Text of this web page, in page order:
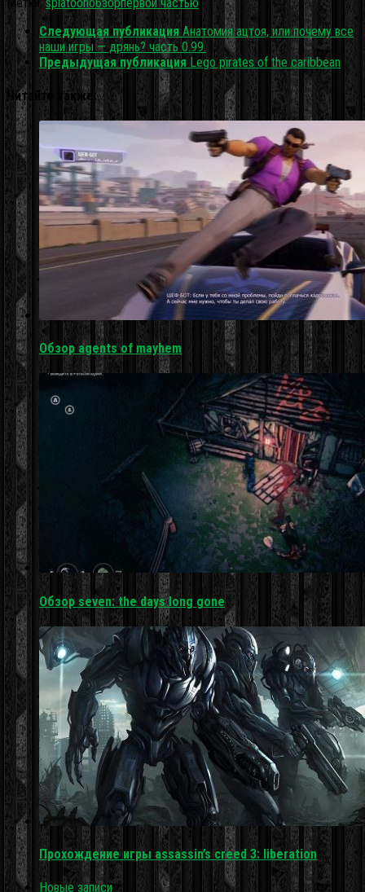
Метки: splatoonобзорпервой частью
Следующая публикация Анатомия ацтоя, или почему все
наши игры — дрянь? часть 0.99.
Предыдущая публикация Lego pirates of the caribbean
Читайте также:
Обзор agents of mayhem
Обзор seven: the days long gone
Прохождение игры assassin’s creed 3: liberation
Новые записи